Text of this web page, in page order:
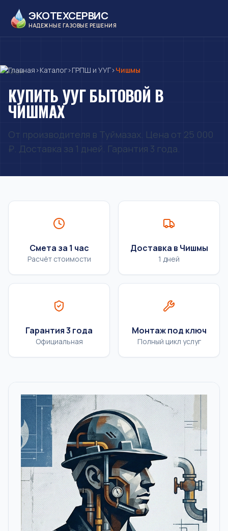
ЭКОТЕХСЕРВИС
НАДЕЖНЫЕ ГАЗОВЫЕ РЕШЕНИЯ
Главная ›Каталог›ГРПШ и УУГ›Чишмы
КУПИТЬ УУГ БЫТОВОЙ В
ЧИШМАХ
От производителя в Туймазах. Цена от 25 000
₽. Доставка за 1 дней. Гарантия 3 года.
Смета за 1 час
Расчёт стоимости
Доставка в Чишмы
1 дней
Гарантия 3 года
Официальная
Монтаж под ключ
Полный цикл услуг